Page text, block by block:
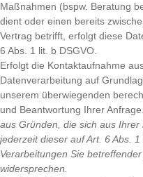
Maßnahmen (bspw. Beratung
dient oder einen bereits
Vertrag betrifft, erfolgt diese
6 Abs. 1 lit. b DSGVO.
Erfolgt die Kontaktaufnahme
Datenverarbeitung auf
unserem überwiegenden
und Beantwortung Ihrer Anfrage.
aus Gründen, die sich aus Ihrer
jederzeit dieser auf Art. 6 Abs.
Verarbeitungen Sie
widersprechen.